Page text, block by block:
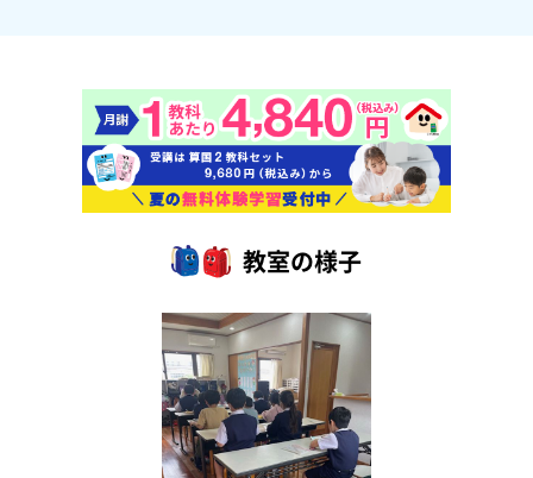
教室の様子